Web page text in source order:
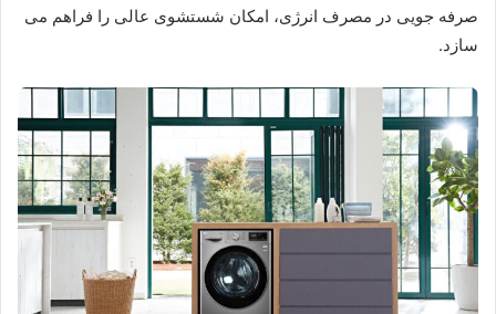
صرفه جویی در مصرف انرژی، امکان شستشوی عالی را فراهم می
سازد.